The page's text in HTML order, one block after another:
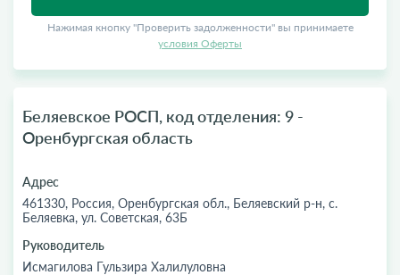
Нажимая кнопку "Проверить задолженности" вы принимаете
условия Оферты
Беляевское РОСП, код отделения: 9 -
Оренбургская область
Адрес
461330, Россия, Оренбургская обл., Беляевский р-н, с.
Беляевка, ул. Советская, 63Б
Руководитель
Исмагилова Гульзира Халилуловна